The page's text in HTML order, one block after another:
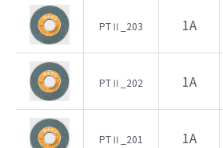
PTⅡ_203 1A
PTⅡ_202 1A
PTⅡ_201 1A